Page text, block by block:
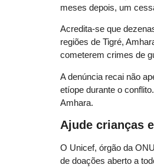
meses depois, um
Acredita-se que
regiões de Tigré,
cometerem crimes de
A denúncia recai não
etíope durante o
Amhara.
Ajude crianças
O Unicef, órgão da
de doações aberto a